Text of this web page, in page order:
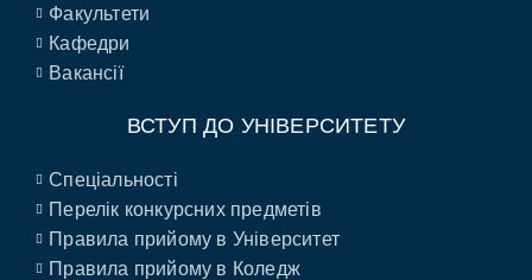
Факультети
Кафедри
Вакансії
ВСТУП ДО УНІВЕРСИТЕТУ
Спеціальності
Перелік конкурсних предметів
Правила прийому в Університет
Правила прийому в Коледж